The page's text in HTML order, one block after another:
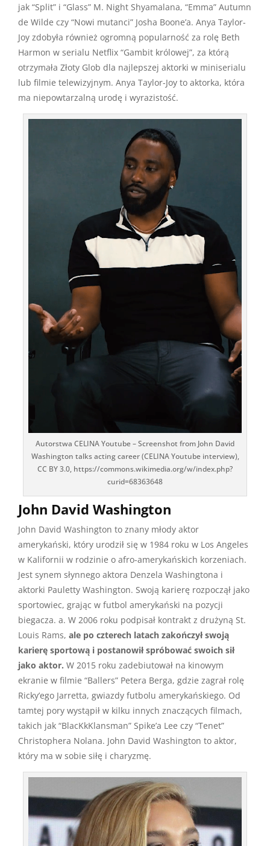
jak “Split” i “Glass” M. Night Shyamalana, “Emma” Autumn
de Wilde czy “Nowi mutanci” Josha Boone’a. Anya Taylor-
Joy zdobyła również ogromną popularność za rolę Beth
Harmon w serialu Netflix “Gambit królowej”, za którą
otrzymała Złoty Glob dla najlepszej aktorki w miniserialu
lub filmie telewizyjnym. Anya Taylor-Joy to aktorka, która
ma niepowtarzalną urodę i wyrazistość.
Autorstwa CELINA Youtube – Screenshot from John David
Washington talks acting career (CELINA Youtube interview),
CC BY 3.0, https://commons.wikimedia.org/w/index.php?
curid=68363648
John David Washington
John David Washington to znany młody aktor
amerykański, który urodził się w 1984 roku w Los Angeles
w Kalifornii w rodzinie o afro-amerykańskich korzeniach.
Jest synem słynnego aktora Denzela Washingtona i
aktorki Pauletty Washington. Swoją karierę rozpoczął jako
sportowiec, grając w futbol amerykański na pozycji
biegacza. a. W 2006 roku podpisał kontrakt z drużyną St.
Louis Rams, ale po czterech latach zakończył swoją
karierę sportową i postanowił spróbować swoich sił
jako aktor. W 2015 roku zadebiutował na kinowym
ekranie w filmie “Ballers” Petera Berga, gdzie zagrał rolę
Ricky’ego Jarretta, gwiazdy futbolu amerykańskiego. Od
tamtej pory wystąpił w kilku innych znaczących filmach,
takich jak “BlacKkKlansman” Spike’a Lee czy “Tenet”
Christophera Nolana. John David Washington to aktor,
który ma w sobie siłę i charyzmę.